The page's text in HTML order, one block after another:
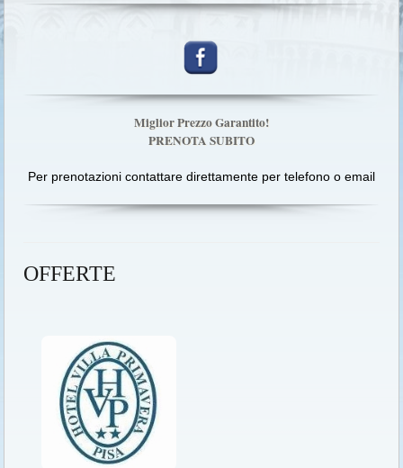
Miglior Prezzo Garantito!
PRENOTA SUBITO
Per prenotazioni contattare direttamente per telefono o email
OFFERTE